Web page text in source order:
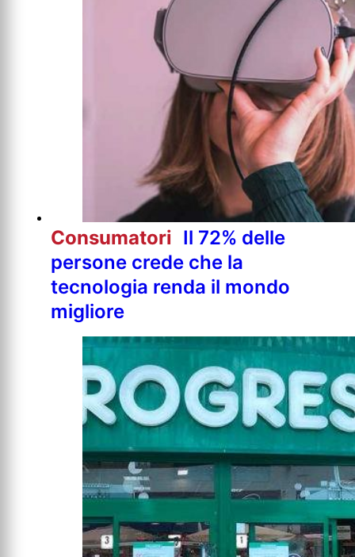
Consumatori Il 72% delle
persone crede che la
tecnologia renda il mondo
migliore